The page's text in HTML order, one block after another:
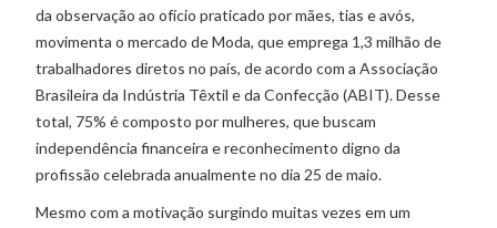
da observação ao ofício praticado por mães, tias e avós,
movimenta o mercado de Moda, que emprega 1,3 milhão de
trabalhadores diretos no país, de acordo com a Associação
Brasileira da Indústria Têxtil e da Confecção (ABIT). Desse
total, 75% é composto por mulheres, que buscam
independência financeira e reconhecimento digno da
profissão celebrada anualmente no dia 25 de maio.
Mesmo com a motivação surgindo muitas vezes em um